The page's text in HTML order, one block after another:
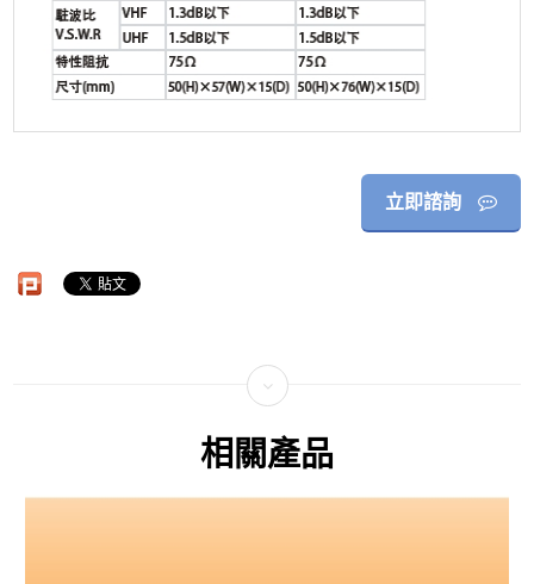
立即諮詢
相關產品